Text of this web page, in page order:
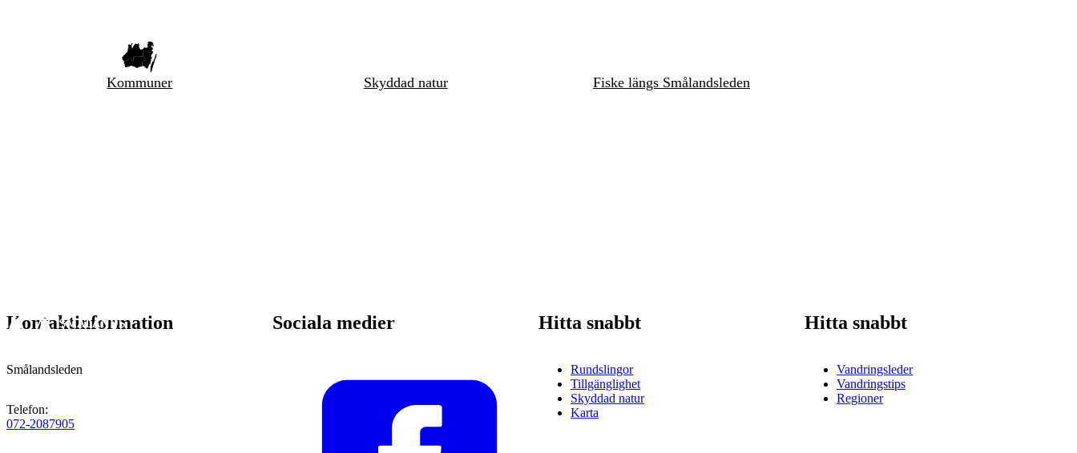
Kommuner Skyddad natur Fiske längs Smålandsleden
Kontaktinformation
Smålandsleden
Telefon:
072-2087905
Sociala medier Hitta snabbt
Rundslingor
Tillgänglighet
Skyddad natur
Karta
Hitta snabbt
Vandringsleder
Vandringstips
Regioner